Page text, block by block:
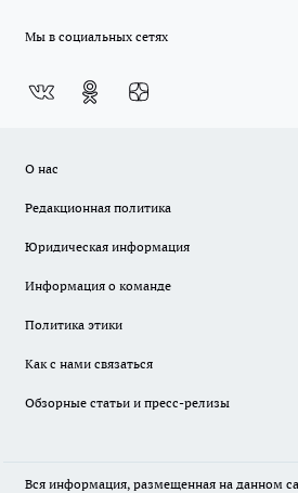
Мы в социальных сетях
О нас
Редакционная политика
Юридическая информация
Информация о команде
Политика этики
Как с нами связаться
Обзорные статьи и пресс-релизы
Вся информация, размещенная на данном